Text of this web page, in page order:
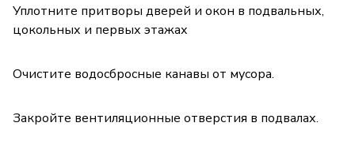
Уплотните притворы дверей и окон в подвальных,
цокольных и первых этажах
Очистите водосбросные канавы от мусора.
Закройте вентиляционные отверстия в подвалах.